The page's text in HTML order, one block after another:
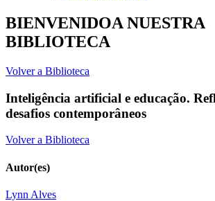
BIENVENIDOA NUESTRA
BIBLIOTECA
Volver a Biblioteca
Inteligência artificial e educação.
desafios contemporâneos
Volver a Biblioteca
Autor(es)
Lynn Alves